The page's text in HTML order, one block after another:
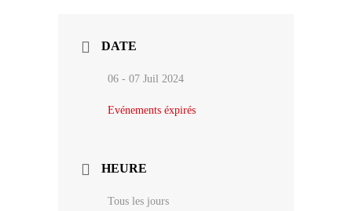
DATE
06 - 07 Juil 2024
Evénements éxpirés
HEURE
Tous les jours